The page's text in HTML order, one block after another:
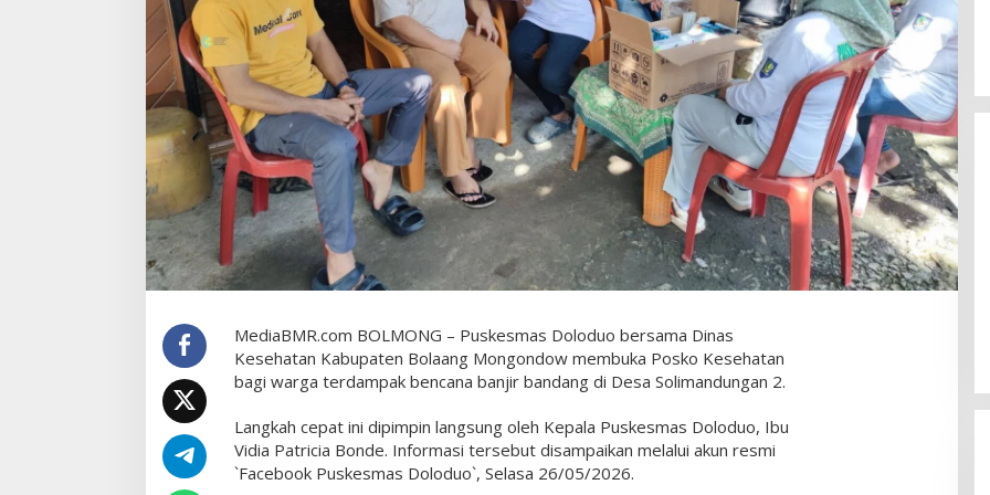
K
s
e
h
t
a
n
u
n
o
r
b
n
B
a
MediaBMR.com BOLMONG – Puskesmas Doloduo bersama Dinas
Kesehatan Kabupaten Bolaang Mongondow membuka Posko Kesehatan
bagi warga terdampak bencana banjir bandang di Desa Solimandungan 2.
Langkah cepat ini dipimpin langsung oleh Kepala Puskesmas Doloduo, Ibu
Vidia Patricia Bonde. Informasi tersebut disampaikan melalui akun resmi
`Facebook Puskesmas Doloduo`, Selasa 26/05/2026.
Ketua DPC PDIP Kotamobagu
Program Kerakyatan Pasca
MUSANCAB BMR
Di Berita, Politik